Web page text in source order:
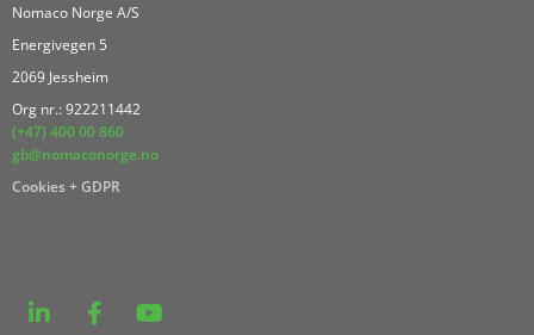
Nomaco Norge A/S
Energivegen 5
2069 Jessheim
Org nr.: 922211442
(+47) 400 00 860
gb@nomaconorge.no
Cookies + GDPR